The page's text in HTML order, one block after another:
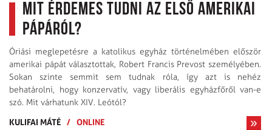
Mit érdemes tudni az első amerikai
pápáról?
Óriási meglepetésre a katolikus egyház történelmében először
amerikai pápát választottak, Robert Francis Prevost személyében.
Sokan szinte semmit sem tudnak róla, így azt is nehéz
behatárolni, hogy konzervatív, vagy liberális egyházfőről van-e
szó. Mit várhatunk XIV. Leótól?
KULIFAI MÁTÉ / ONLINE